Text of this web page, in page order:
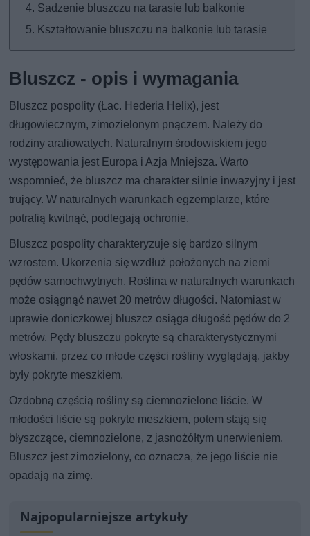
Sadzenie bluszczu na tarasie lub balkonie
Kształtowanie bluszczu na balkonie lub tarasie
Bluszcz - opis i wymagania
Bluszcz pospolity (Łac. Hederia Helix), jest
długowiecznym, zimozielonym pnączem. Należy do
rodziny araliowatych. Naturalnym środowiskiem jego
występowania jest Europa i Azja Mniejsza. Warto
wspomnieć, że bluszcz ma charakter silnie inwazyjny i jest
trujący. W naturalnych warunkach egzemplarze, które
potrafią kwitnąć, podlegają ochronie.
Bluszcz pospolity charakteryzuje się bardzo silnym
wzrostem. Ukorzenia się wzdłuż położonych na ziemi
pędów samochwytnych. Roślina w naturalnych warunkach
może osiągnąć nawet 20 metrów długości. Natomiast w
uprawie doniczkowej bluszcz osiąga długość pędów do 2
metrów. Pędy bluszczu pokryte są charakterystycznymi
włoskami, przez co młode części rośliny wyglądają, jakby
były pokryte meszkiem.
Ozdobną częścią rośliny są ciemnozielone liście. W
młodości liście są pokryte meszkiem, potem stają się
błyszczące, ciemnozielone, z jasnożółtym unerwieniem.
Bluszcz jest zimozielony, co oznacza, że jego liście nie
opadają na zimę.
Najpopularniejsze artykuły